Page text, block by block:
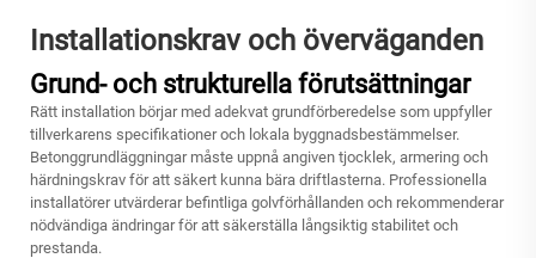
Installationskrav och överväganden
Grund- och strukturella förutsättningar
Rätt installation börjar med adekvat grundförberedelse som uppfyller
tillverkarens specifikationer och lokala byggnadsbestämmelser.
Betonggrundläggningar måste uppnå angiven tjocklek, armering och
härdningskrav för att säkert kunna bära driftlasterna. Professionella
installatörer utvärderar befintliga golvförhållanden och rekommenderar
nödvändiga ändringar för att säkerställa långsiktig stabilitet och
prestanda.